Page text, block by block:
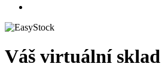
Váš virtuální sklad